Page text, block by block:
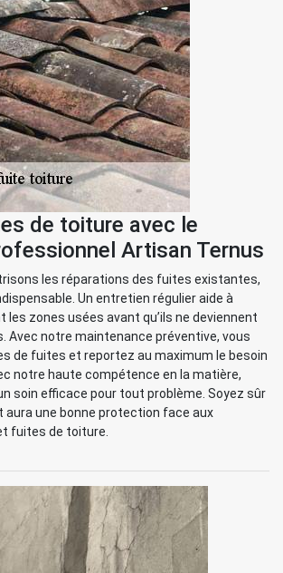
de toiture avec le
Artisan Ternus
les réparations des fuites existantes,
Un entretien régulier aide à
les zones usées avant qu’ils ne deviennent
Avec notre maintenance préventive, vous
de fuites et reportez au maximum le besoin
notre haute compétence en la matière,
soin efficace pour tout problème. Soyez sûr
aura une bonne protection face aux
fuites de toiture.